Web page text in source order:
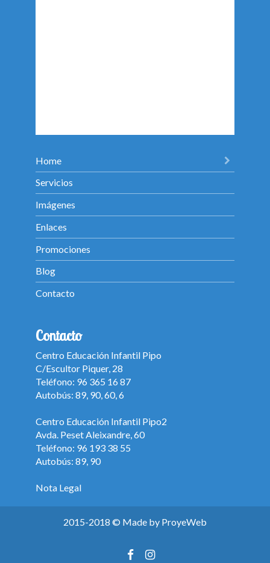
Home
Servicios
Imágenes
Enlaces
Promociones
Blog
Contacto
Contacto
Centro Educación Infantil Pipo
C/Escultor Piquer, 28
Teléfono: 96 365 16 87
Autobús: 89, 90, 60, 6
Centro Educación Infantil Pipo2
Avda. Peset Aleixandre, 60
Teléfono: 96 193 38 55
Autobús: 89, 90
Nota Legal
2015-2018 © Made by ProyeWeb